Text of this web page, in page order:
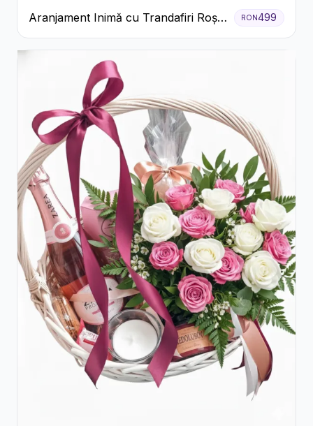
Aranjament Inimă cu Trandafiri Roșii
și Floarea Miresei
RON499